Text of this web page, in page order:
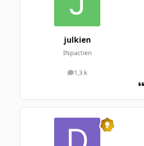
julkien
INpactien
1,3 k
messages